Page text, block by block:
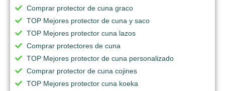
Comprar protector de cuna graco
TOP Mejores protector de cuna y saco
TOP Mejores protector cuna lazos
Comprar protectores de cuna
TOP Mejores protector de cuna personalizado
Comprar protector de cuna cojines
TOP Mejores protector cuna koeka